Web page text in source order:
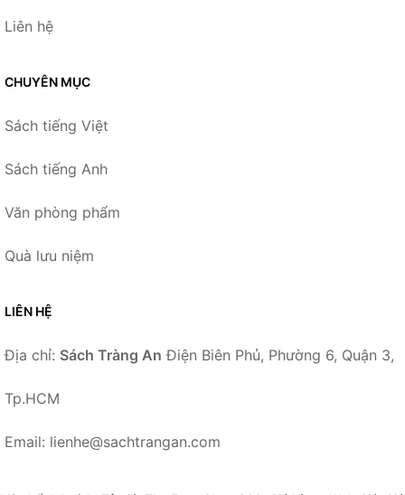
Liên hệ
CHUYÊN MỤC
Sách tiếng Việt
Sách tiếng Anh
Văn phòng phẩm
Quà lưu niệm
LIÊN HỆ
Địa chỉ: Sách Tràng An Điện Biên Phủ, Phường 6, Quận 3,
Tp.HCM
Email: lienhe@sachtrangan.com